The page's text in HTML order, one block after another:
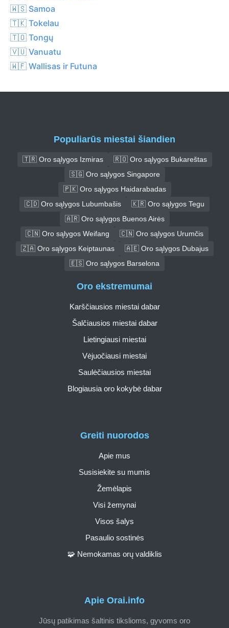
🇼🇸 Samoa
🇹🇰 Tokelau
🇹🇴 Tongų
🇻🇺 Vanuatu
🇼🇫 Wallisas ir Futuna
Populiarūs miestai šiandien
🇹🇷 Oro sąlygos Izmiras
🇷🇴 Oro sąlygos Bukareštas
🇸🇬 Oro sąlygos Singapore
🇵🇰 Oro sąlygos Haidarabadas
🇨🇩 Oro sąlygos Lubumbašis
🇰🇷 Oro sąlygos Tegu
🇦🇷 Oro sąlygos Buenos Airės
🇨🇳 Oro sąlygos Weifang
🇨🇳 Oro sąlygos Urumčis
🇿🇦 Oro sąlygos Keiptaunas
🇦🇪 Oro sąlygos Dubajus
🇪🇸 Oro sąlygos Barselona
Apie Orai.info
Jūsų patikimas šaltinis tikslioms, gyvoms oro
Greiti nuorodos
Apie mus
Susisiekite su mumis
Žemėlapis
Visi žemynai
Visos šalys
Pasaulio sostinės
🧩 Nemokamas orų valdiklis
Oro ekstremumai
Karščiausios miestai dabar
Šalčiausios miestai dabar
Lietingiausi miestai
Vėjuočiausi miestai
Saulėčiausios miestai
Blogiausia oro kokybė dabar